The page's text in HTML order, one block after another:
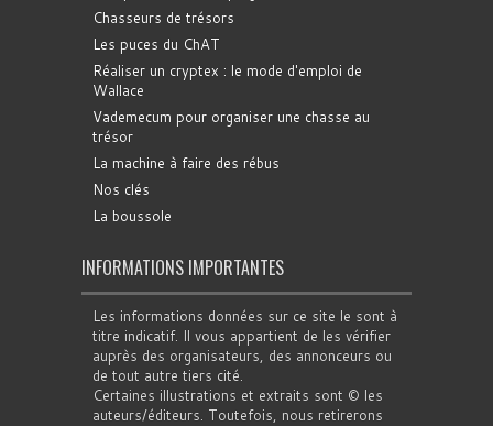
Chasseurs de trésors
Les puces du ChAT
Réaliser un cryptex : le mode d'emploi de
Wallace
Vademecum pour organiser une chasse au
trésor
La machine à faire des rébus
Nos clés
La boussole
INFORMATIONS IMPORTANTES
Les informations données sur ce site le sont à
titre indicatif. Il vous appartient de les vérifier
auprès des organisateurs, des annonceurs ou
de tout autre tiers cité.
Certaines illustrations et extraits sont © les
auteurs/éditeurs. Toutefois, nous retirerons